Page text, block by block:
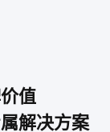
值
解决方案